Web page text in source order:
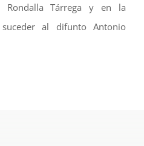
Tárrega y en la
al difunto Antonio